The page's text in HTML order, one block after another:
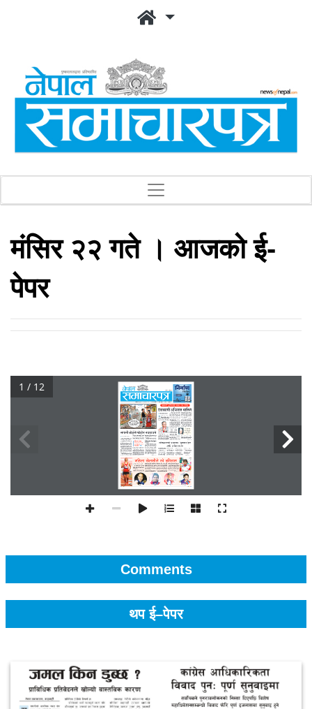
मंसिर २२ गते । आजको ई-
पेपर
1 / 12
Comments
थप ई–पेपर